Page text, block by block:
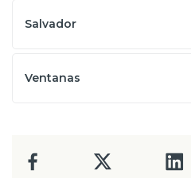
Salvador
Ventanas